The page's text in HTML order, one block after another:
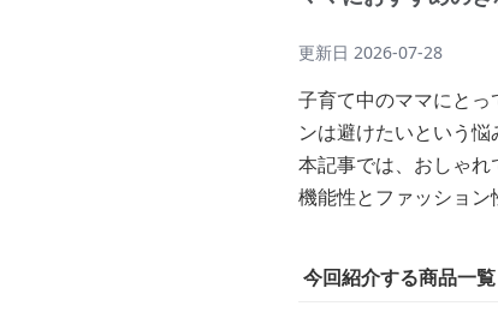
更新日 2026-07-28
子育て中のママにと
ンは避けたいという悩
本記事では、おしゃれ
機能性とファッション
今回紹介する商品一覧